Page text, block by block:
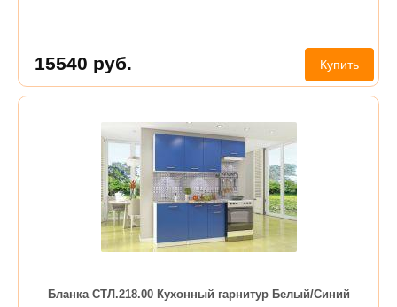
15540 руб. Купить
Бланка СТЛ.218.00 Кухонный гарнитур Белый/Синий